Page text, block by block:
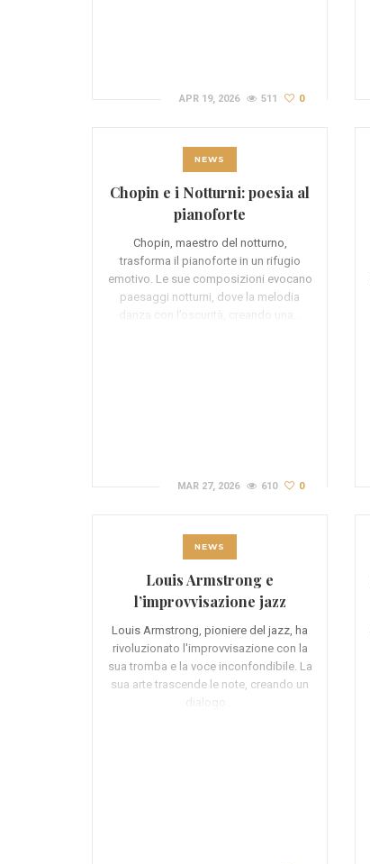
APR 19, 2026 511 0
NEWS
Chopin e i Notturni: poesia al
pianoforte
Chopin, maestro del notturno,
trasforma il pianoforte in un rifugio
emotivo. Le sue composizioni evocano
paesaggi notturni, dove la melodia
danza con l’oscurità, creando una…
MAR 27, 2026 610 0
NEWS
Louis Armstrong e
l’improvvisazione jazz
Louis Armstrong, pioniere del jazz, ha
rivoluzionato l'improvvisazione con la
sua tromba e la voce inconfondibile. La
sua arte trascende le note, creando un